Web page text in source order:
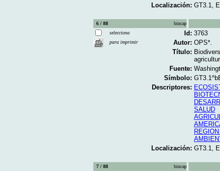
Localización: GT3.1,
6 / 88
bincap
selecciona
para imprimir
Id: 3763
Autor: OPS*.
Título:
Fuente:
Símbolo:
Descriptores:
SALUD
Localización: GT3.1,
7 / 88
bincap